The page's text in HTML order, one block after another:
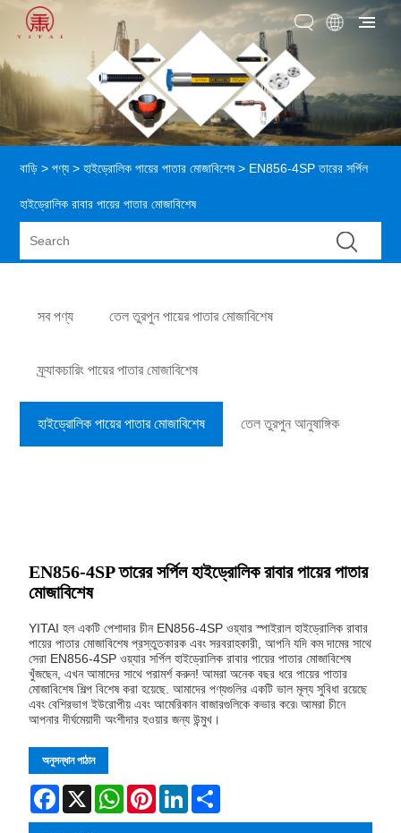
বাড়ি > পণ্য >হাইড্রোলিক পায়ের পাতার মোজাবিশেষ> EN856-4SP তারের সর্পিল
হাইড্রোলিক রাবার পায়ের পাতার মোজাবিশেষ
সব পণ্য তেল তুরপুন পায়ের পাতার মোজাবিশেষ
ফ্র্যাকচারিং পায়ের পাতার মোজাবিশেষ
হাইড্রোলিক পায়ের পাতার মোজাবিশেষ তেল তুরপুন আনুষাঙ্গিক
EN856-4SP তারের সর্পিল হাইড্রোলিক রাবার পায়ের পাতার
মোজাবিশেষ
YITAI হল একটি পেশাদার চীন EN856-4SP ওয়্যার স্পাইরাল হাইড্রোলিক রাবার
পায়ের পাতার মোজাবিশেষ প্রস্তুতকারক এবং সরবরাহকারী, আপনি যদি কম দামের সাথে
সেরা EN856-4SP ওয়্যার সর্পিল হাইড্রোলিক রাবার পায়ের পাতার মোজাবিশেষ
খুঁজছেন, এখন আমাদের সাথে পরামর্শ করুন! আমরা অনেক বছর ধরে পায়ের পাতার
মোজাবিশেষ শিল্প বিশেষ করা হয়েছে. আমাদের পণ্যগুলির একটি ভাল মূল্য সুবিধা রয়েছে
এবং বেশিরভাগ ইউরোপীয় এবং আমেরিকান বাজারগুলিকে কভার করে৷ আমরা চীনে
আপনার দীর্ঘমেয়াদী অংশীদার হওয়ার জন্য উন্মুখ।
অনুসন্ধান পাঠান
Facebook
X WhatsAppPinterestLinkedIn